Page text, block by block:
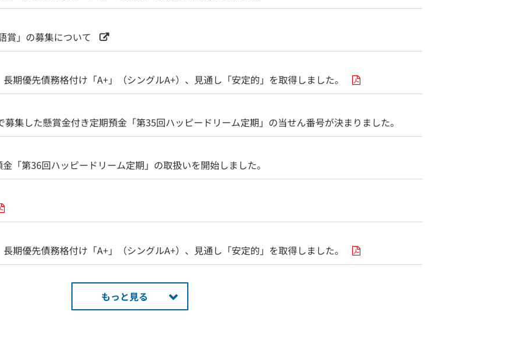
賞」の募集について
期優先債務格付け「A+」（シングルA+）、見通し「安定的」を取得しました。
集した懸賞金付き定期預金「第35回ハッピードリーム定期」の当せん番号が決まりました。
「第36回ハッピードリーム定期」の取扱いを開始しました。
期優先債務格付け「A+」（シングルA+）、見通し「安定的」を取得しました。
もっと見る